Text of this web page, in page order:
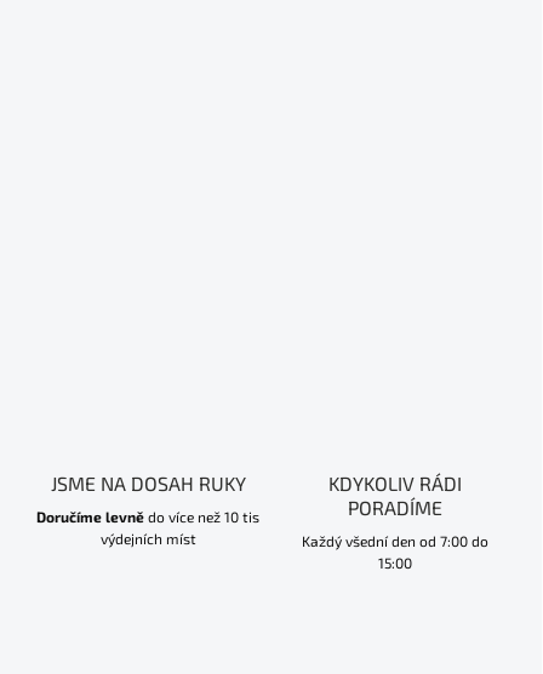
JSME NA DOSAH RUKY
Doručíme levně do více než 10 tis
výdejních míst
KDYKOLIV RÁDI
PORADÍME
Každý všední den od 7:00 do
15:00